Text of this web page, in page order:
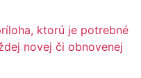
ktorú je potrebné
novej či obnovenej